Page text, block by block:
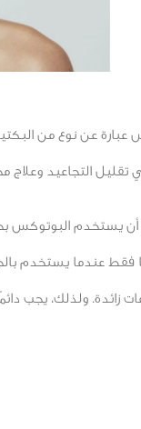
عن نوع من
تقليل التجاعيد وعلاج
يستخدم البوتوكس
فقط عندما يستخدم
زائدة. ولذلك، يجب